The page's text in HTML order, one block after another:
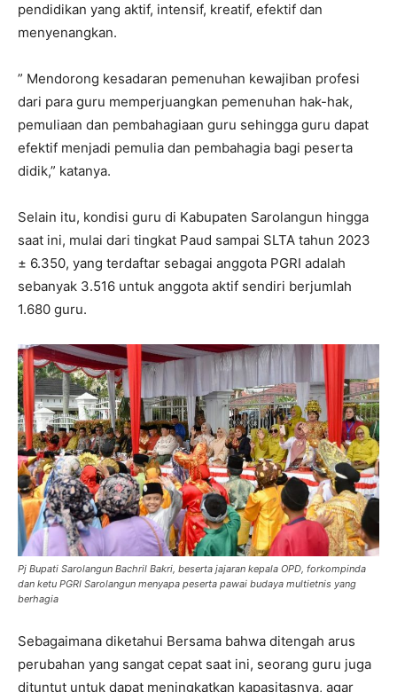
pendidikan yang aktif, intensif, kreatif, efektif dan
menyenangkan.
” Mendorong kesadaran pemenuhan kewajiban profesi
dari para guru memperjuangkan pemenuhan hak-hak,
pemuliaan dan pembahagiaan guru sehingga guru dapat
efektif menjadi pemulia dan pembahagia bagi peserta
didik,” katanya.
Selain itu, kondisi guru di Kabupaten Sarolangun hingga
saat ini, mulai dari tingkat Paud sampai SLTA tahun 2023
± 6.350, yang terdaftar sebagai anggota PGRI adalah
sebanyak 3.516 untuk anggota aktif sendiri berjumlah
1.680 guru.
Pj Bupati Sarolangun Bachril Bakri, beserta jajaran kepala OPD, forkompinda
dan ketu PGRI Sarolangun menyapa peserta pawai budaya multietnis yang
berhagia
Sebagaimana diketahui Bersama bahwa ditengah arus
perubahan yang sangat cepat saat ini, seorang guru juga
dituntut untuk dapat meningkatkan kapasitasnya, agar